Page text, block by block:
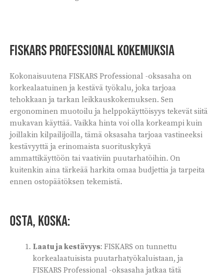
Fiskars Professional kokemuksia
Kokonaisuutena FISKARS Professional -oksasaha on
korkealaatuinen ja kestävä työkalu, joka tarjoaa
tehokkaan ja tarkan leikkauskokemuksen. Sen
ergonominen muotoilu ja helppokäyttöisyys tekevät siitä
mukavan käyttää. Vaikka hinta voi olla korkeampi kuin
joillakin kilpailijoilla, tämä oksasaha tarjoaa vastineeksi
kestävyyttä ja erinomaista suorituskykyä
ammattikäyttöön tai vaativiin puutarhatöihin. On
kuitenkin aina tärkeää harkita omaa budjettia ja tarpeita
ennen ostopäätöksen tekemistä.
Osta, koska:
Laatu ja kestävyys: FISKARS on tunnettu
korkealaatuisista puutarhatyökaluistaan, ja
FISKARS Professional -oksasaha jatkaa tätä